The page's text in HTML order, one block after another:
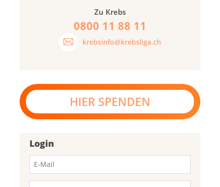
Zu Krebs
0800 11 88 11
krebsinfo@krebsliga.ch
HIER SPENDEN
Login